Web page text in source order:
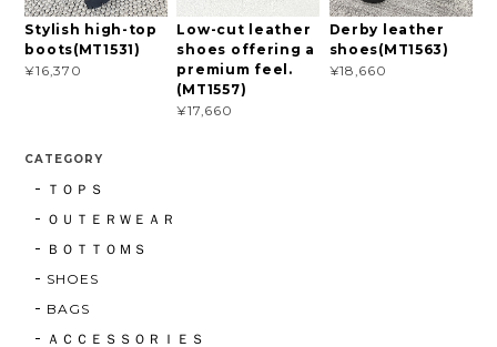
Stylish high-top
boots(MT1531)
¥16,370
Low-cut leather
shoes offering a
premium feel.
(MT1557)
¥17,660
Derby leather
shoes(MT1563)
¥18,660
CATEGORY
ＴＯＰＳ
ＯＵＴＥＲＷＥＡＲ
ＢＯＴＴＯＭＳ
SHOES
BAGS
ＡＣＣＥＳＳＯＲＩＥＳ